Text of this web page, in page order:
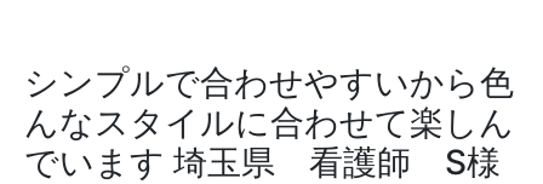
シンプルで合わせやすいから色
んなスタイルに合わせて楽しん
でいます 埼玉県 看護師 S様